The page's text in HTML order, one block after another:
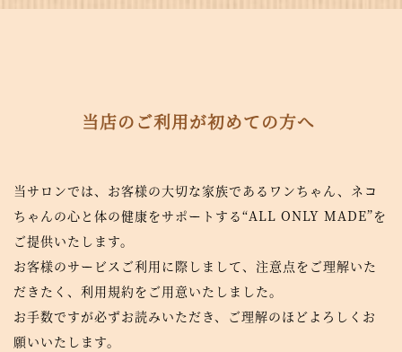
当店のご利用が初めての方へ
当サロンでは、お客様の大切な家族であるワンちゃん、ネコ
ちゃんの心と体の健康をサポートする“ALL ONLY MADE”を
ご提供いたします。
お客様のサービスご利用に際しまして、注意点をご理解いた
だきたく、利用規約をご用意いたしました。
お手数ですが必ずお読みいただき、ご理解のほどよろしくお
願いいたします。